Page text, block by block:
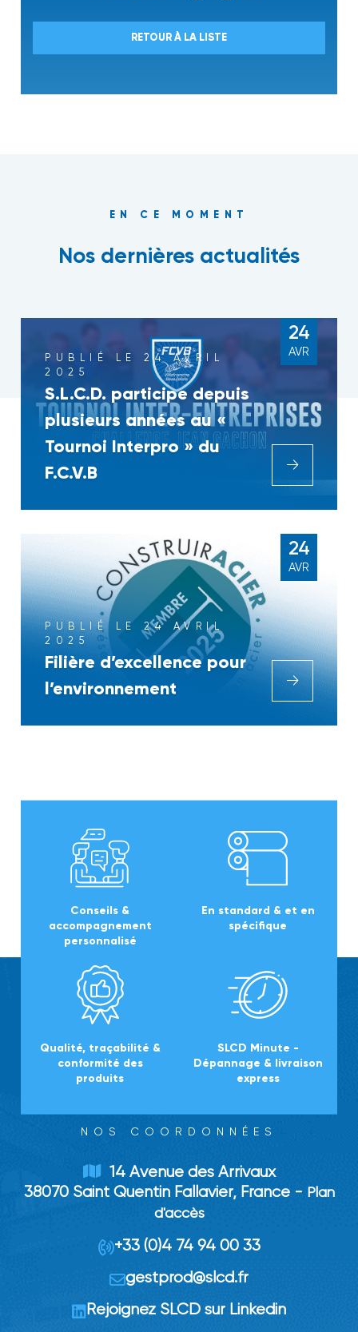
RETOUR À LA LISTE
EN CE MOMENT
Nos dernières actualités
24
AVR
PUBLIÉ LE 24 AVRIL
2025
S.L.C.D. participe depuis
plusieurs années au «
Tournoi Interpro » du
F.C.V.B
24
AVR
PUBLIÉ LE 24 AVRIL
2025
Filière d’excellence pour
l’environnement
Conseils &
accompagnement
personnalisé
En standard & et en
spécifique
Qualité, traçabilité &
conformité des
produits
SLCD Minute -
Dépannage & livraison
express
NOS COORDONNÉES
14 Avenue des Arrivaux
38070 Saint Quentin Fallavier, France - Plan
d'accès
+33 (0)4 74 94 00 33
gestprod@slcd.fr
Rejoignez SLCD sur Linkedin